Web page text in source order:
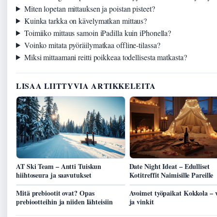
Miten lopetan mittauksen ja poistan pisteet?
Kuinka tarkka on kävelymatkan mittaus?
Toimiiko mittaus samoin iPadilla kuin iPhonella?
Voinko mitata pyöräilymatkaa offline-tilassa?
Miksi mittaamani reitti poikkeaa todellisesta matkasta?
LISAA LIITTYVIA ARTIKKELEITA
AT Ski Team – Antti Tuiskun
hiihtoseura ja saavutukset
Date Night Ideat – Edulliset
Kotitreffit Naimisille Pareille
Mitä prebiootit ovat? Opas
prebiootteihin ja niiden lähteisiin
Avoimet työpaikat Kokkola –
ja vinkit